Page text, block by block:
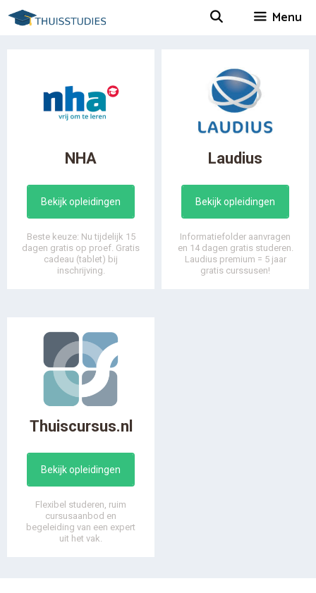
Spring
naar
Menu
NHA
Bekijk opleidingen
Beste keuze: Nu tijdelijk 15
dagen gratis op proef. Gratis
cadeau (tablet) bij
inschrijving.
Laudius
Bekijk opleidingen
Informatiefolder aanvragen
en 14 dagen gratis studeren.
Laudius premium = 5 jaar
gratis curssusen!
Thuiscursus.nl
Bekijk opleidingen
Flexibel studeren, ruim
cursusaanbod en
begeleiding van een expert
uit het vak.